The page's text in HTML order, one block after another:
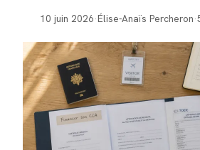
10 juin 2026·Élise-Anaïs Percheron·